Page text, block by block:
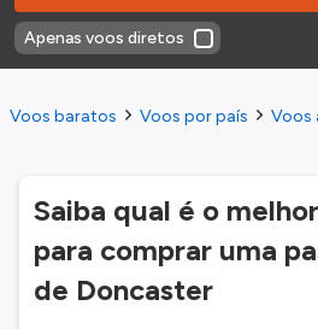
Apenas voos diretos
Voos baratos Voos por país Voos
Saiba qual é o
para comprar uma
de Doncaster